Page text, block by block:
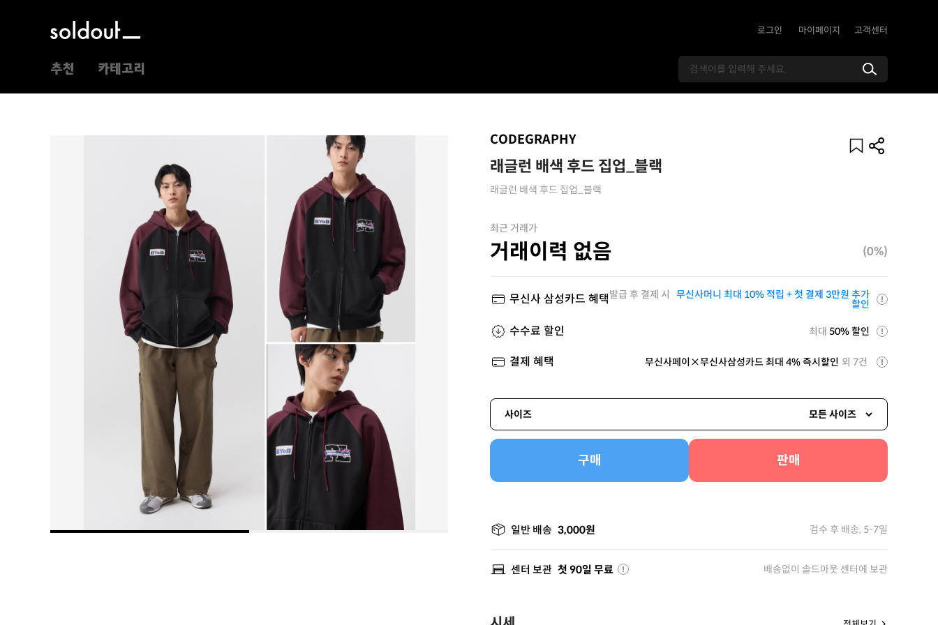
로그인 마이페이지 고객센터
추천 카테고리
CODEGRAPHY
래글런 배색 후드 집업_블랙
래글런 배색 후드 집업_블랙
최근 거래가
거래이력 없음 (0%)
무신사 삼성카드 혜택발급 후 결제 시 무신사머니 최대 10% 적립 + 첫 결제 3만원 추가
할인
수수료 할인 최대 50% 할인
결제 혜택 무신사페이×무신사삼성카드 최대 4% 즉시할인 외 7건
사이즈 모든 사이즈
구매 판매
일반 배송 3,000원 검수 후 배송, 5-7일
센터 보관 첫 90일 무료 배송없이 솔드아웃 센터에 보관